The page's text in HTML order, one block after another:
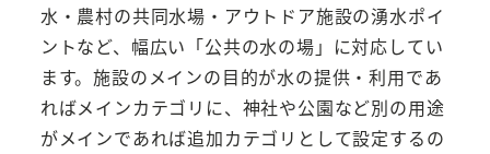
水・農村の共同水場・アウトドア施設の湧水ポイ
ントなど、幅広い「公共の水の場」に対応してい
ます。施設のメインの目的が水の提供・利用であ
ればメインカテゴリに、神社や公園など別の用途
がメインであれば追加カテゴリとして設定するの